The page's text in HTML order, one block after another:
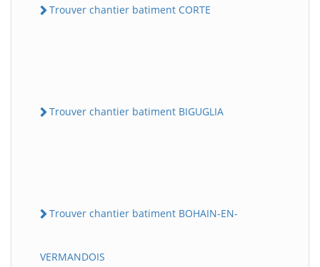
Trouver chantier batiment CORTE
Trouver chantier batiment BIGUGLIA
Trouver chantier batiment BOHAIN-EN-
VERMANDOIS